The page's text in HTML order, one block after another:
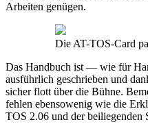
Arbeiten genügen.
Die AT-TOS-Card
Das Handbuch ist — wie für
ausführlich geschrieben und
sicher flott über die Bühne.
fehlen ebensowenig wie die
TOS 2.06 und der beiliegenden